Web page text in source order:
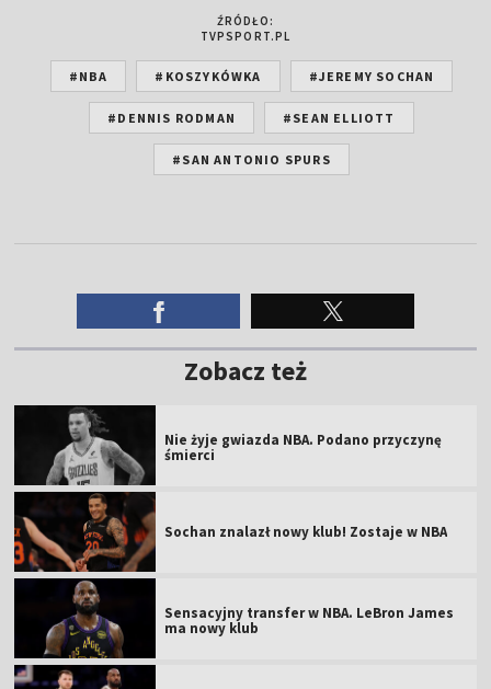
ŹRÓDŁO:
TVPSPORT.PL
#NBA #KOSZYKÓWKA #JEREMY SOCHAN
#DENNIS RODMAN #SEAN ELLIOTT
#SAN ANTONIO SPURS
Zobacz też
Nie żyje gwiazda NBA. Podano przyczynę
śmierci
Sochan znalazł nowy klub! Zostaje w NBA
Sensacyjny transfer w NBA. LeBron James
ma nowy klub